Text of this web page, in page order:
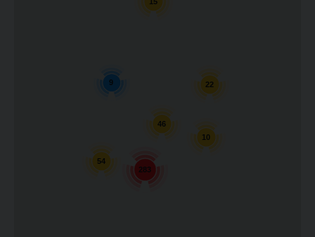
283
54
22
9
46
10